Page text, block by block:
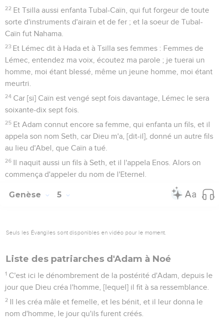
22 Et Tsilla aussi enfanta Tubal-Caïn, qui fut forgeur de toute
sorte d'instruments d'airain et de fer ; et la soeur de Tubal-
Caïn fut Nahama.
23 Et Lémec dit à Hada et à Tsilla ses femmes : Femmes de
Lémec, entendez ma voix, écoutez ma parole ; je tuerai un
homme, moi étant blessé, même un jeune homme, moi étant
meurtri.
24 Car [si] Caïn est vengé sept fois davantage, Lémec le sera
soixante-dix sept fois.
25 Et Adam connut encore sa femme, qui enfanta un fils, et il
appela son nom Seth, car Dieu m'a, [dit-il], donné un autre fils
au lieu d'Abel, que Caïn a tué.
26 Il naquit aussi un fils à Seth, et il l'appela Enos. Alors on
commença d'appeler du nom de l'Eternel.
Genèse 5
Seuls les Évangiles sont disponibles en vidéo pour le moment.
Liste des patriarches d'Adam à Noé
1 C'est ici le dénombrement de la postérité d'Adam, depuis le
jour que Dieu créa l'homme, [lequel] il fit à sa ressemblance.
2 Il les créa mâle et femelle, et les bénit, et il leur donna le
nom d'homme, le jour qu'ils furent créés.